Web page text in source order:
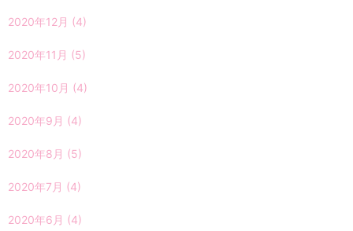
2020年12月 (4)
2020年11月 (5)
2020年10月 (4)
2020年9月 (4)
2020年8月 (5)
2020年7月 (4)
2020年6月 (4)